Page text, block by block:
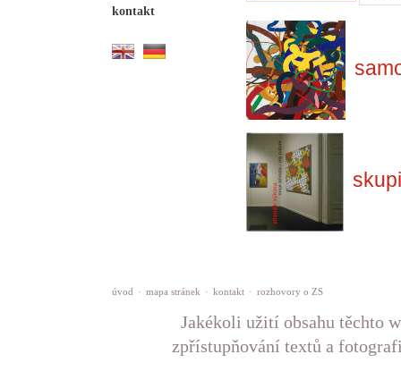
kontakt
úvod · mapa stránek · kontakt · rozhovory o ZS
Jakékoli užití obsahu těchto
zpřístupňování textů a